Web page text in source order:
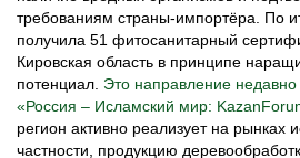
требованиям страны-импортёра. По
получила 51 фитосанитарный
Кировская область в принципе
потенциал. Это направление
«Россия – Исламский мир:
регион активно реализует на рынках
частности, продукцию